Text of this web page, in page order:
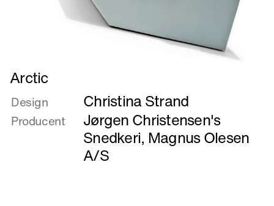
Læs
mere
om
Arctic
Arctic
Design Christina Strand
Producent
Jørgen Christensen's
Snedkeri, Magnus Olesen
A/S